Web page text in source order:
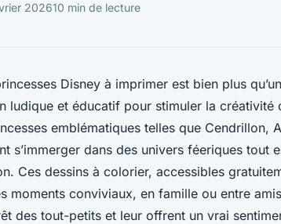
202610 min de lecture
Disney à imprimer est bien plus
ludique et éducatif pour stimuler la créativité
emblématiques telles que Cendrillon,
s’immerger dans des univers féeriques tout
Ces dessins à colorier, accessibles
moments conviviaux, en famille ou entre
des tout-petits et leur offrent un vrai